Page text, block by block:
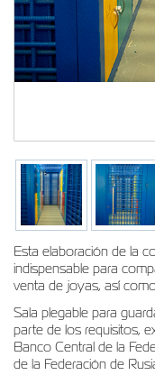
Esta elaboración de la
indispensable para
venta de joyas, así
Sala plegable para
parte de los requisitos,
Banco Central de la
de la Federación de